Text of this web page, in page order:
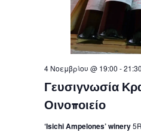
Γευσιγνωσία
Οινοποιείο
4 Νοεμβρίου @ 19:00 -21:30
‘Isichi Ampelones’ winery